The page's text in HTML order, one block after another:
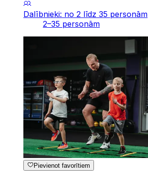
Dalībnieki: no 2 līdz 35 personām
2–35 personām
Pievienot favorītiem